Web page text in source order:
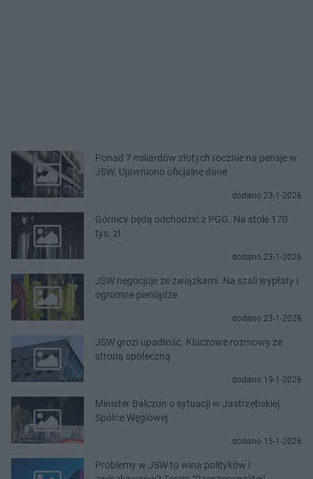
Ponad 7 miliardów złotych rocznie na pensje w
JSW. Ujawniono oficjalne dane
dodano 23-1-2026
Górnicy będą odchodzić z PGG. Na stole 170
tys. zł
dodano 23-1-2026
JSW negocjuje ze związkami. Na szali wypłaty i
ogromne pieniądze
dodano 23-1-2026
JSW grozi upadłość. Kluczowe rozmowy ze
stroną społeczną
dodano 19-1-2026
Minister Balczun o sytuacji w Jastrzębskiej
Spółce Węglowej
dodano 15-1-2026
Problemy w JSW to wina polityków i